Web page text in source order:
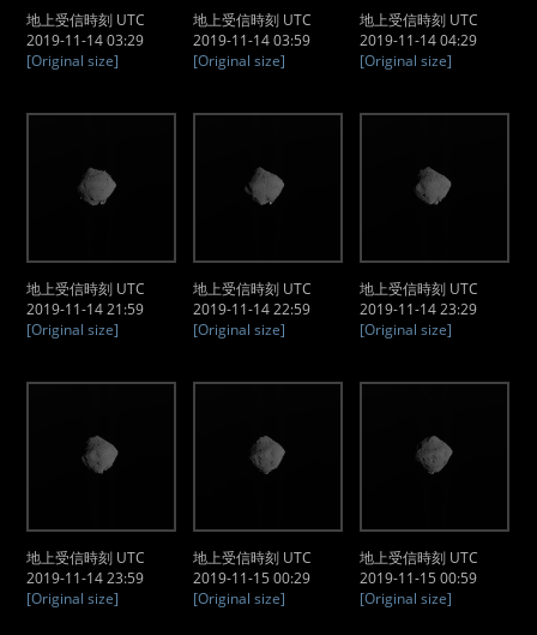
地上受信時刻 UTC
2019-11-14 03:29
[Original size]
地上受信時刻 UTC
2019-11-14 03:59
[Original size]
地上受信時刻 UTC
2019-11-14 04:29
[Original size]
地上受信時刻 UTC
2019-11-14 21:59
[Original size]
地上受信時刻 UTC
2019-11-14 22:59
[Original size]
地上受信時刻 UTC
2019-11-14 23:29
[Original size]
地上受信時刻 UTC
2019-11-14 23:59
[Original size]
地上受信時刻 UTC
2019-11-15 00:29
[Original size]
地上受信時刻 UTC
2019-11-15 00:59
[Original size]